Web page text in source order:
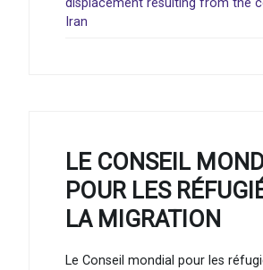
displacement resulting from the
Iran
LE CONSEIL
POUR LES
LA MIGRATION
Le Conseil mondial pour les